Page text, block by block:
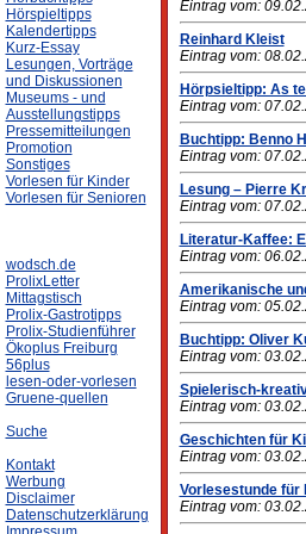
Hörspieltipps
Kalendertipps
Kurz-Essay
Lesungen, Vorträge
und Diskussionen
Museums - und
Ausstellungstipps
Pressemitteilungen
Promotion
Sonstiges
Vorlesen für Kinder
Vorlesen für Senioren
wodsch.de
ProlixLetter
Mittagstisch
Prolix-Gastrotipps
Prolix-Studienführer
Ökoplus Freiburg
56plus
lesen-oder-vorlesen
Gruene-quellen
Suche
Kontakt
Werbung
Disclaimer
Datenschutzerklärung
Eintrag vom:
Reinhard Kleist
Eintrag vom:
Hörpsieltipp: As
Eintrag vom:
Buchtipp: Benno
Eintrag vom:
Lesung – Pierre
Eintrag vom:
Literatur-Kaffee:
Eintrag vom:
Amerikanische
Eintrag vom:
Buchtipp: Oliver
Eintrag vom:
Spielerisch-
Eintrag vom:
Geschichten für
Eintrag vom:
Vorlesestunde für
Eintrag vom: